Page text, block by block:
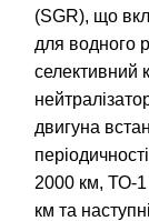
(SGR), що
для водного
селективний
двигуна
2000 км, ТО-1
км та